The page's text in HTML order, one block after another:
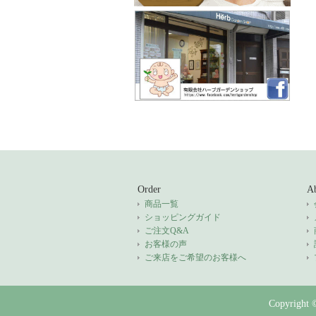
Order
商品一覧
ショッピングガイド
ご注文Q&A
お客様の声
ご来店をご希望のお客様へ
Copyright